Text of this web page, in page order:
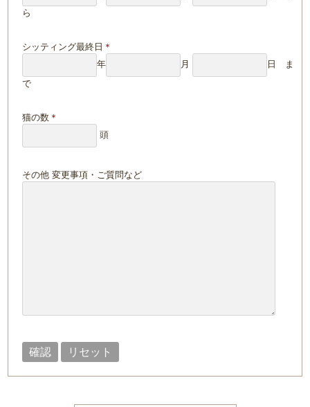
ら
シッティング最終日 ＊
年
月
日 ま
で
猫の数 ＊
頭
その他 変更事項・ご質問など